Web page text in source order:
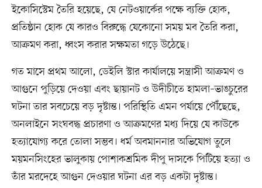
ইকোসিস্টেম তৈরি হয়েছে, যে নেটওয়ার্কের পক্ষে ব্যক্তি হোক,
প্রতিষ্ঠান হোক যে কারও বিরুদ্ধে যেকোনো সময় মব তৈরি করা,
আক্রমণ করা, ধ্বংস করার সক্ষমতা গড়ে উঠেছে।
গত মাসে প্রথম আলো, ডেইলি স্টার কার্যালয়ে সন্ত্রাসী আক্রমণ ও
আগুনে পুড়িয়ে দেওয়া এবং ছায়ানট ও উদীচীতে হামলা–ভাঙচুরের
ঘটনা তার সবচেয়ে বড় দৃষ্টান্ত। পরিস্থিতি এমন পর্যায়ে পৌঁছেছে,
অনলাইনে সংঘবদ্ধ প্রচারণা ও আক্রমণের মধ্য দিয়ে যে কাউকে
হত্যাযোগ্য করে তোলা সম্ভব। ধর্ম অবমাননার অভিযোগ তুলে
ময়মনসিংহের ভালুকায় পোশাকশ্রমিক দীপু দাসকে পিটিয়ে হত্যা ও
তাঁর মরদেহে আগুন দেওয়ার ঘটনা এর বড় একটা দৃষ্টান্ত।